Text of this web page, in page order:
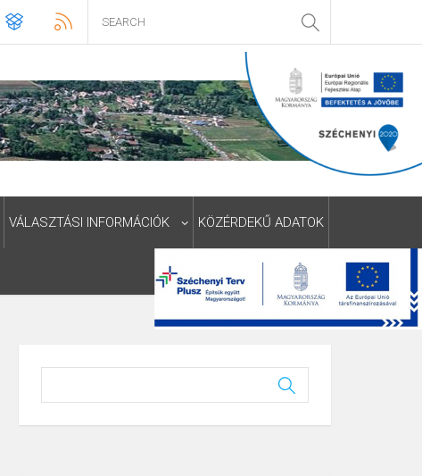
VÁLASZTÁSI INFORMÁCIÓK KÖZÉRDEKŰ ADATOK